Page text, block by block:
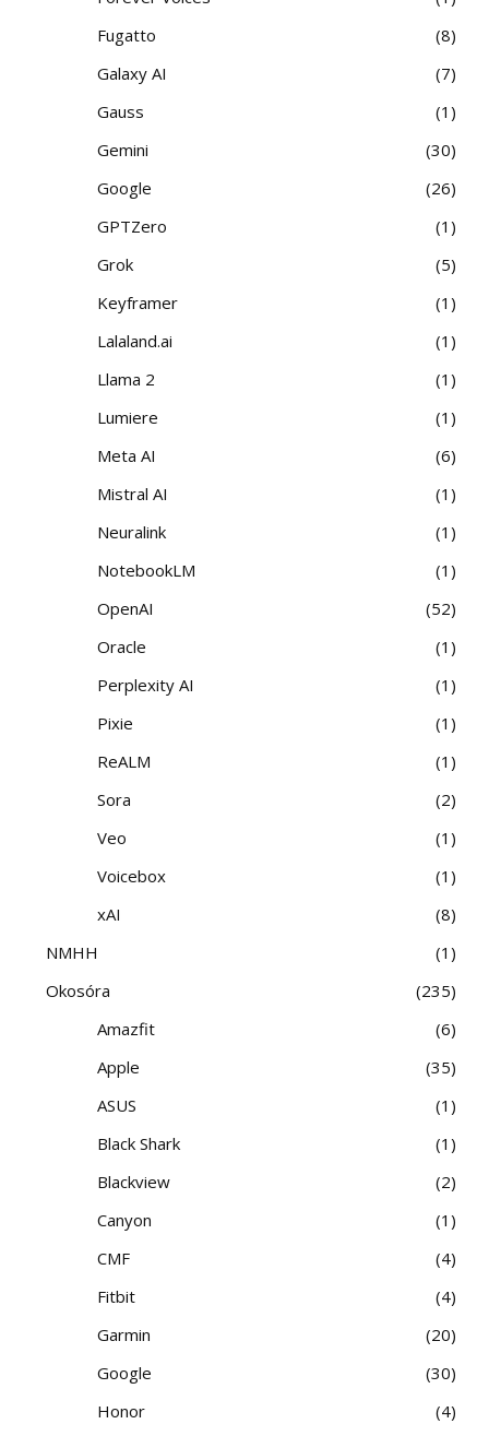
Fugatto
8
Galaxy AI
7
Gauss
1
Gemini
30
Google
26
GPTZero
1
Grok
5
Keyframer
1
Lalaland.ai
1
Llama 2
1
Lumiere
1
Meta AI
6
Mistral AI
1
Neuralink
1
NotebookLM
1
OpenAI
52
Oracle
1
Perplexity AI
1
Pixie
1
ReALM
1
Sora
2
Veo
1
Voicebox
1
xAI
8
NMHH
1
Okosóra
235
Amazfit
6
Apple
35
ASUS
1
Black Shark
1
Blackview
2
Canyon
1
CMF
4
Fitbit
4
Garmin
20
Google
30
Honor
4